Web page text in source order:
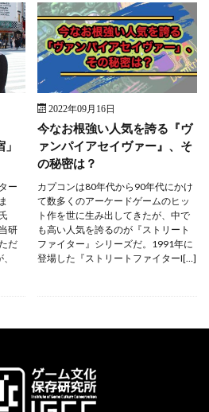
ー
研
だ
2022年09月16日
今なお根強い人気を誇る『ヴ
ァンパイアセイヴァー』、そ
の秘密は？
カプコンは80年代から90年代にかけ
て数多くのアーケードゲームのヒッ
ト作を世に生み出してきたが、中で
も高い人気を誇るのが『ストリート
ファイター』シリーズだ。1991年に
登場した『ストリートファイターI[…]